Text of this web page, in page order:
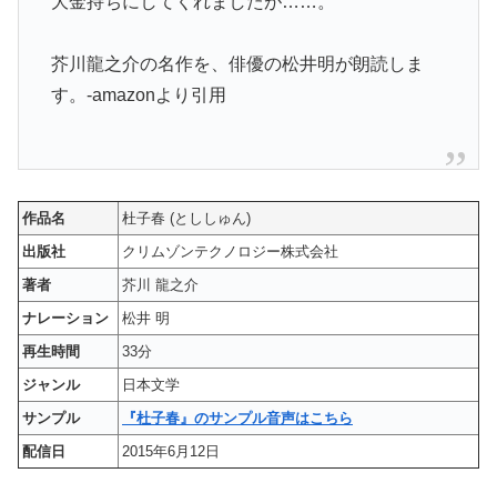
芥川龍之介の名作を、俳優の松井明が朗読しま
す。-amazonより引用
作品名
杜子春 (とししゅん)
出版社
クリムゾンテクノロジー株式会社
著者
芥川 龍之介
ナレーション
松井 明
再生時間
33分
ジャンル
日本文学
サンプル
『杜子春』のサンプル音声はこちら
配信日
2015年6月12日